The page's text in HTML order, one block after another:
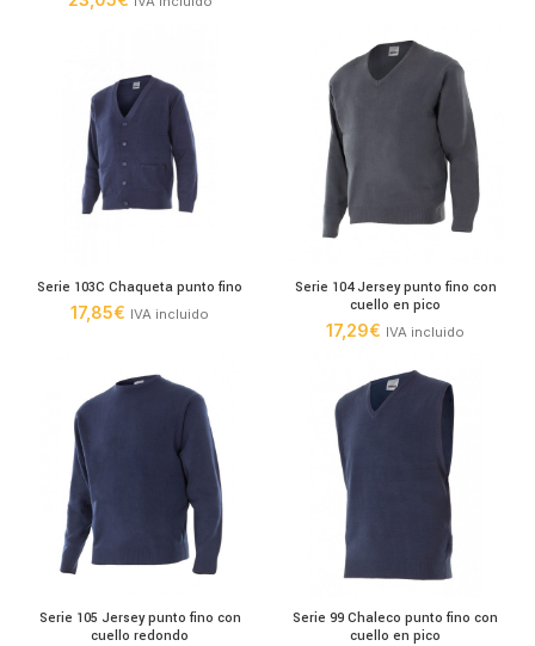
Serie 103C Chaqueta punto fino
17,85€ IVA incluido
Serie 104 Jersey punto fino con
cuello en pico
17,29€ IVA incluido
Serie 105 Jersey punto fino con
cuello redondo
Serie 99 Chaleco punto fino con
cuello en pico